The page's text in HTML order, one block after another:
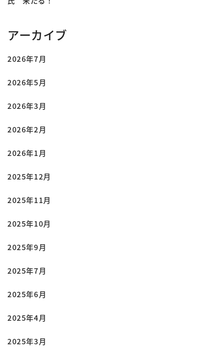
アーカイブ
2026年7月
2026年5月
2026年3月
2026年2月
2026年1月
2025年12月
2025年11月
2025年10月
2025年9月
2025年7月
2025年6月
2025年4月
2025年3月